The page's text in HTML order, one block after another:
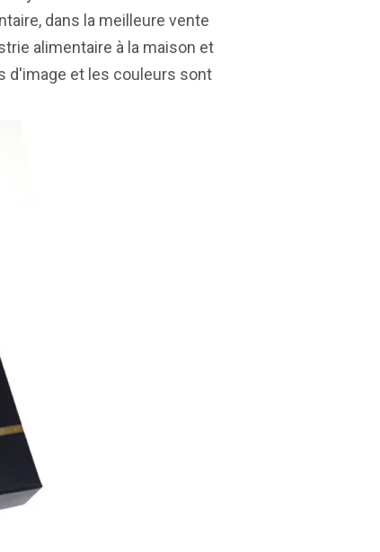
dans la meilleure vente
alimentaire à la maison et
d'image et les couleurs sont